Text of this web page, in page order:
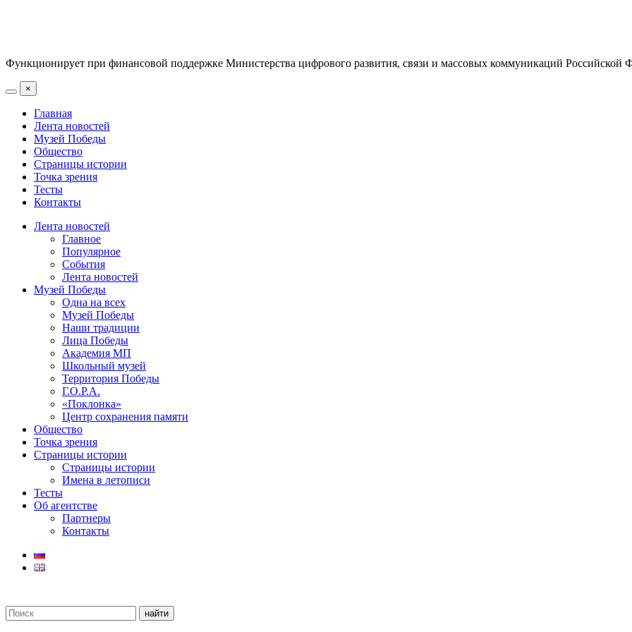
Функционирует при финансовой поддержке Министерства цифрового развития, связи и массовых коммуникаций Российской
×
Главная
Лента новостей
Музей Победы
Общество
Страницы истории
Точка зрения
Тесты
Контакты
Лента новостей
Главное
Популярное
События
Лента новостей
Музей Победы
Одна на всех
Музей Победы
Наши традиции
Лица Победы
Академия МП
Школьный музей
Территория Победы
Г.О.Р.А.
«Поклонка»
Центр сохранения памяти
Общество
Точка зрения
Страницы истории
Страницы истории
Имена в летописи
Тесты
Об агентстве
Партнеры
Контакты